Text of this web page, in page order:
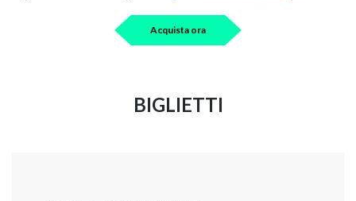
Acquista ora
BIGLIETTI